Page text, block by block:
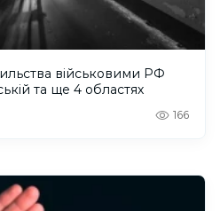
військовими РФ
та ще 4 областях
166